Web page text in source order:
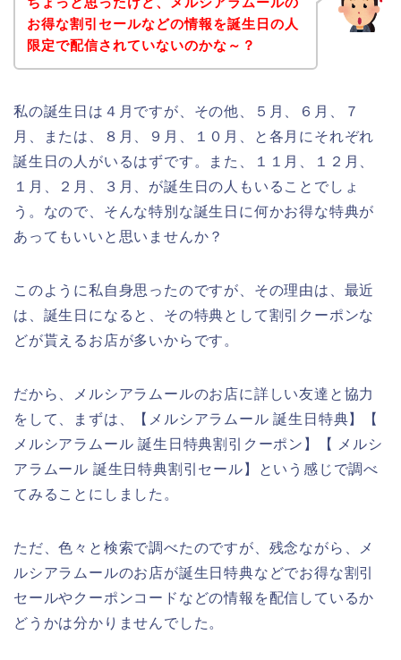
お得な割引セールなどの情報を誕生日の人
限定で配信されていないのかな～？
私の誕生日は４月ですが、その他、５月、６月、７
月、または、８月、９月、１０月、と各月にそれぞれ
誕生日の人がいるはずです。また、１１月、１２月、
１月、２月、３月、が誕生日の人もいることでしょ
う。なので、そんな特別な誕生日に何かお得な特典が
あってもいいと思いませんか？
このように私自身思ったのですが、その理由は、最近
は、誕生日になると、その特典として割引クーポンな
どが貰えるお店が多いからです。
だから、メルシアラムールのお店に詳しい友達と協力
をして、まずは、【メルシアラムール 誕生日特典】【
メルシアラムール 誕生日特典割引クーポン】【 メルシ
アラムール 誕生日特典割引セール】という感じで調べ
てみることにしました。
ただ、色々と検索で調べたのですが、残念ながら、メ
ルシアラムールのお店が誕生日特典などでお得な割引
セールやクーポンコードなどの情報を配信しているか
どうかは分かりませんでした。